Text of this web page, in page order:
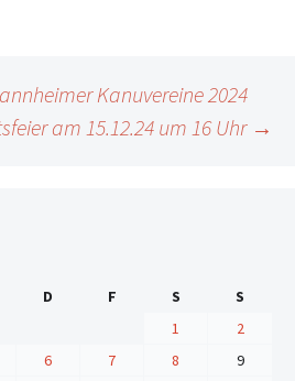
Kanuvereine 2024
am 15.12.24 um 16 Uhr →
D F S
S
1
2
6 7 8
9